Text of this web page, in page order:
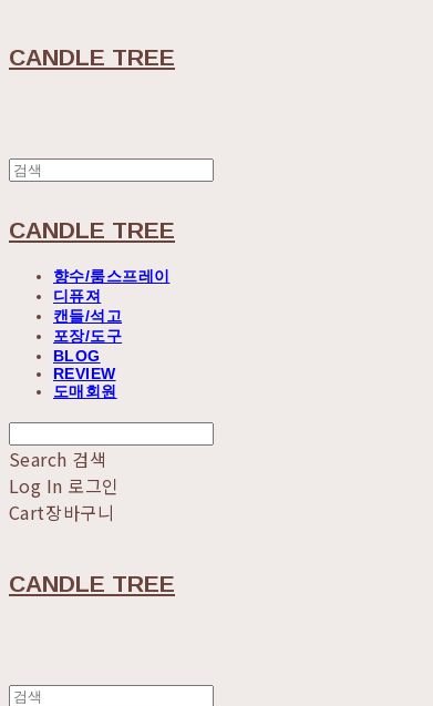
CANDLE TREE
CANDLE TREE
향수/룸스프레이
디퓨져
캔들/석고
포장/도구
BLOG
REVIEW
도매회원
Search 검색
Log In 로그인
Cart장바구니
CANDLE TREE